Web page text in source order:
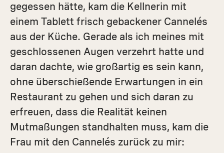
gegessen hätte, kam die Kellnerin mit
einem Tablett frisch gebackener Cannelés
aus der Küche. Gerade als ich meines mit
geschlossenen Augen verzehrt hatte und
daran dachte, wie großartig es sein kann,
ohne überschießende Erwartungen in ein
Restaurant zu gehen und sich daran zu
erfreuen, dass die Realität keinen
Mutmaßungen standhalten muss, kam die
Frau mit den Cannelés zurück zu mir: